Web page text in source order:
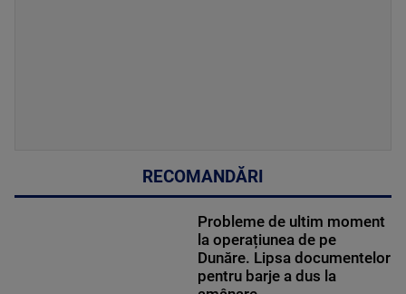
RECOMANDĂRI
Probleme de ultim moment
la operațiunea de pe
Dunăre. Lipsa documentelor
pentru barje a dus la